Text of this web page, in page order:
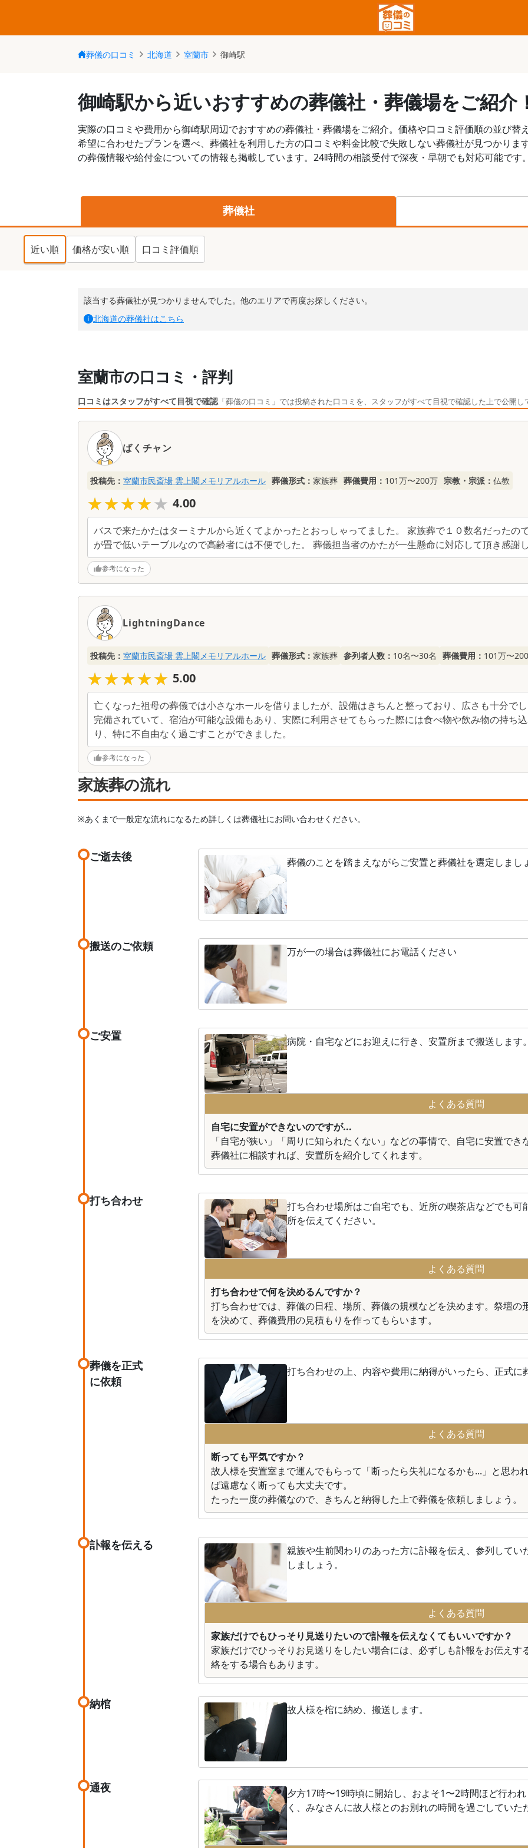
葬儀の口コミ 北海道 室蘭市 御崎駅
御崎駅から近いおすすめの葬儀社・葬儀場をご紹介！
実際の口コミや費用から御崎駅周辺でおすすめの葬儀社・葬儀場をご紹介。価格や口コミ評価順の並び替
希望に合わせたプランを選べ、葬儀社を利用した方の口コミや料金比較で失敗しない葬儀社が見つかりま
の葬儀情報や給付金についての情報も掲載しています。24時間の相談受付で深夜・早朝でも対応可能です。
葬儀社
近い順 価格が安い順 口コミ評価順
該当する葬儀社が見つかりませんでした。他のエリアで再度お探しください。
北海道の葬儀社はこちら
室蘭市の口コミ・評判
口コミはスタッフがすべて目視で確認「葬儀の口コミ」では投稿された口コミを、スタッフがすべて目視で確認した上で公開し
ばくチャン
投稿先： 室蘭市民斎場 雲上閣メモリアルホール 葬儀形式： 家族葬 葬儀費用： 101万〜200万 宗教・宗派： 仏教
★★★★★
★★★★★ 4.00
バスで来たかたはターミナルから近くてよかったとおっしゃってました。 家族葬で１０数名だったの
が畳で低いテーブルなので高齢者には不便でした。 葬儀担当者のかたが一生懸命に対応して頂き感謝し
参考になった
LightningDance
投稿先： 室蘭市民斎場 雲上閣メモリアルホール 葬儀形式： 家族葬 参列者人数： 10名〜30名 葬儀費用： 101万〜
★★★★★
★★★★★ 5.00
亡くなった祖母の葬儀では小さなホールを借りましたが、設備はきちんと整っており、広さも十分で
完備されていて、宿泊が可能な設備もあり、実際に利用させてもらった際には食べ物や飲み物の持ち
り、特に不自由なく過ごすことができました。
参考になった
家族葬の流れ
※あくまで一般定な流れになるため詳しくは葬儀社にお問い合わせください。
ご逝去後 葬儀のことを踏まえながらご安置と葬儀社を選定しまし
搬送のご依頼 万が一の場合は葬儀社にお電話ください
ご安置 病院・自宅などにお迎えに行き、安置所まで搬送します。
よくある質問
自宅に安置ができないのですが...
「自宅が狭い」「周りに知られたくない」などの事情で、自宅に安置でき
葬儀社に相談すれば、安置所を紹介してくれます。
打ち合わせ
打ち合わせ場所はご自宅でも、近所の喫茶店などでも
所を伝えてください。
よくある質問
打ち合わせで何を決めるんですか？
打ち合わせでは、葬儀の日程、場所、葬儀の規模などを決めます。祭壇
を決めて、葬儀費用の見積もりを作ってもらいます。
葬儀を正式
に依頼
打ち合わせの上、内容や費用に納得がいったら、正式に
よくある質問
断っても平気ですか？
故人様を安置室まで運んでもらって「断ったら失礼になるかも...」と思わ
ば遠慮なく断っても大丈夫です。
たった一度の葬儀なので、きちんと納得した上で葬儀を依頼しましょう。
訃報を伝える
親族や生前関わりのあった方に訃報を伝え、参列して
しましょう。
よくある質問
家族だけでもひっそり見送りたいので訃報を伝えなくてもいいですか？
家族だけでひっそりお見送りをしたい場合には、必ずしも訃報をお伝え
絡をする場合もあります。
納棺 故人様を棺に納め、搬送します。
通夜
夕方17時〜19時頃に開始し、およそ1〜2時間ほど行わ
く、みなさんに故人様とのお別れの時間を過ごしていた